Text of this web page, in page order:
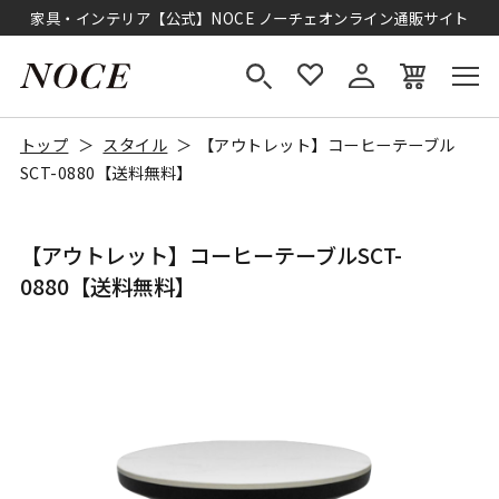
家具・インテリア【公式】NOCE ノーチェオンライン通販サイト
トップ スタイル
【アウトレット】コーヒーテーブル
SCT-0880【送料無料】
【アウトレット】コーヒーテーブルSCT-
0880【送料無料】